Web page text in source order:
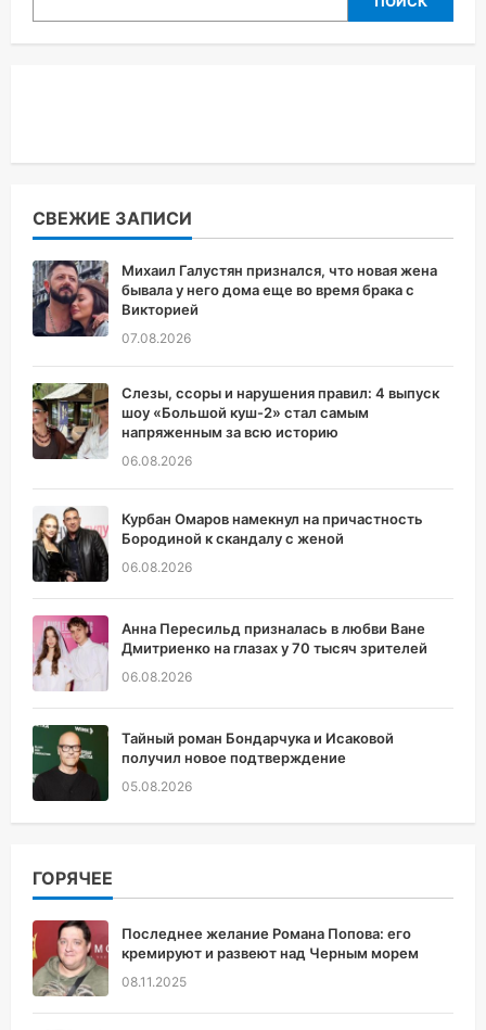
СВЕЖИЕ ЗАПИСИ
Михаил Галустян признался, что новая жена
бывала у него дома еще во время брака с
Викторией
07.08.2026
Слезы, ссоры и нарушения правил: 4 выпуск
шоу «Большой куш-2» стал самым
напряженным за всю историю
06.08.2026
Курбан Омаров намекнул на причастность
Бородиной к скандалу с женой
06.08.2026
Анна Пересильд призналась в любви Ване
Дмитриенко на глазах у 70 тысяч зрителей
06.08.2026
Тайный роман Бондарчука и Исаковой
получил новое подтверждение
05.08.2026
ГОРЯЧЕЕ
Последнее желание Романа Попова: его
кремируют и развеют над Черным морем
08.11.2025